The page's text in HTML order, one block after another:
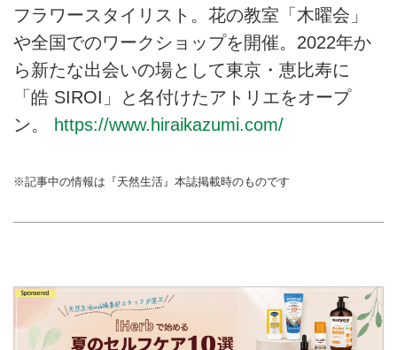
ラワースタイリストの平井かずみ
さんに伺いました。今回は、花の
美しさを一瞬でも長く愛でる花生
けを教わります。（天然生活
2023年2月号掲載）
フラワースタイリスト。花の教室「木曜会」
や全国でのワークショップを開催。2022年か
ら新たな出会いの場として東京・恵比寿に
「皓 SIROI」と名付けたアトリエをオープ
ン。
https://www.hiraikazumi.com/
※記事中の情報は『天然生活』本誌掲載時のものです